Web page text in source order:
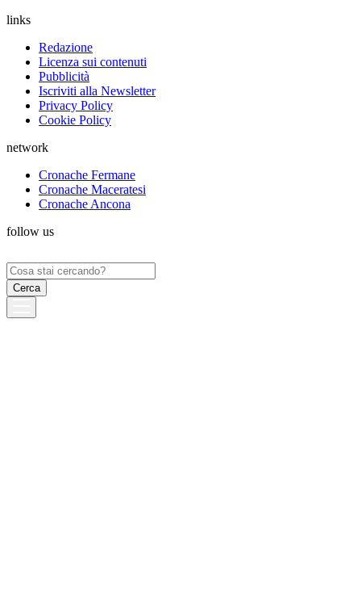
links
Redazione
Licenza sui contenuti
Pubblicità
Iscriviti alla Newsletter
Privacy Policy
Cookie Policy
network
Cronache Fermane
Cronache Maceratesi
Cronache Ancona
follow us
Ricerca
per: